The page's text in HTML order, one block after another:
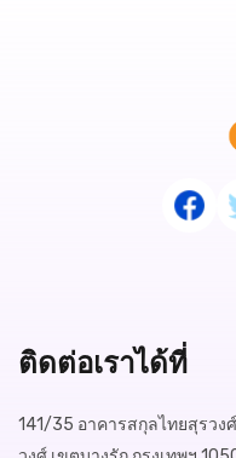
ติดต่อเราได้ที่
141/35 อาคารสกุลไทยสุรวง